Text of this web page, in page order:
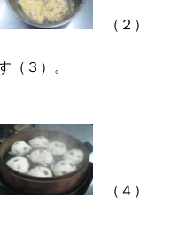
（２）
（３）。
（４）